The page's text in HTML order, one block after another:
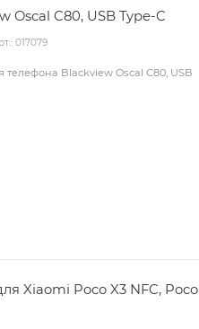
Oscal C80, USB Type-C
017079
Blackview Oscal C80, USB
Xiaomi Poco X3 NFC, Poco